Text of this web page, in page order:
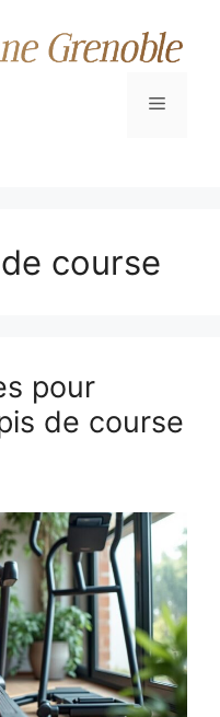
Menu
course
pour
de course